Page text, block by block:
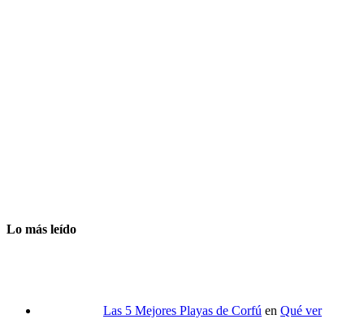
Lo más leído
Las 5 Mejores Playas de Corfú en Qué ver